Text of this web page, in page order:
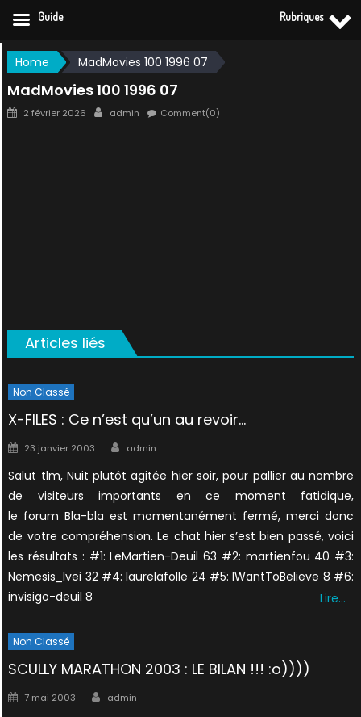
Skip
to
content
Home MadMovies 100 1996 07
MadMovies 100 1996 07
Posted
2 février 2026 Author
admin Comment(0)
Articles liés
Non Classé
X-FILES : Ce n’est qu’un au revoir…
Posted
23 janvier 2003 Author
admin
Salut tlm, Nuit plutôt agitée hier soir, pour pallier au nombre
de visiteurs importants en ce moment fatidique,
le forum Bla-bla est momentanément fermé, merci donc
de votre compréhension. Le chat hier s’est bien passé, voici
les résultats : #1: LeMartien-Deuil 63 #2: martienfou 40 #3:
Nemesis_lvei 32 #4: laurelafolle 24 #5: IWantToBelieve 8 #6:
invisigo-deuil 8
Lire…
Non Classé
SCULLY MARATHON 2003 : LE BILAN !!! :o))))
Posted
7 mai 2003 Author
admin
Guide Rubriques